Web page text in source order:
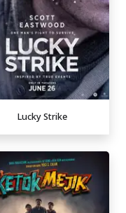
Lucky Strike